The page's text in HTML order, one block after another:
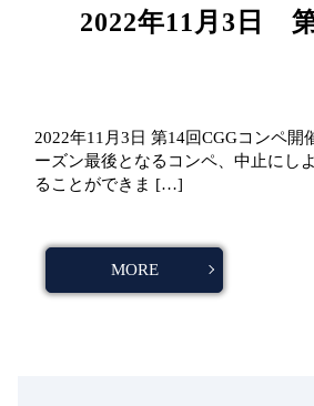
2022年11月3日
2022年11月3日 第14回CGGコンペ
ーズン最後となるコンペ、中止にし
ることができま […]
MORE